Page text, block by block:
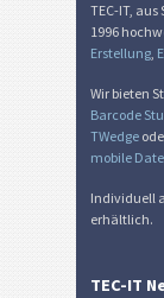
TEC-IT,
1996
Erstellung,
Wir bieten
Barcode
TWedge
mobile
Individuell
erhältlich.
TEC-IT